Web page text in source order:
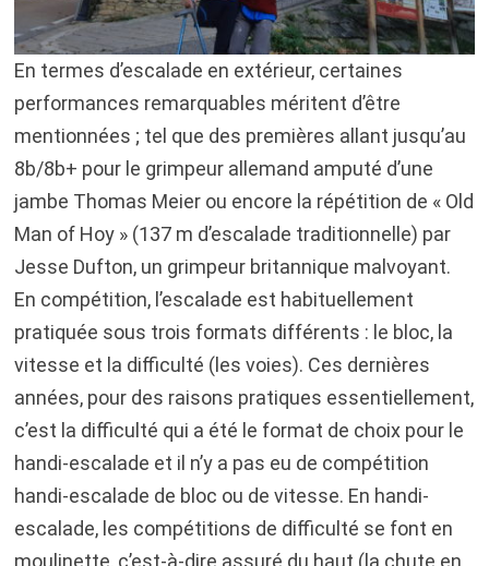
En termes d’escalade en extérieur, certaines
performances remarquables méritent d’être
mentionnées ; tel que des premières allant jusqu’au
8b/8b+ pour le grimpeur allemand amputé d’une
jambe Thomas Meier ou encore la répétition de « Old
Man of Hoy » (137 m d’escalade traditionnelle) par
Jesse Dufton, un grimpeur britannique malvoyant.
En compétition, l’escalade est habituellement
pratiquée sous trois formats différents : le bloc, la
vitesse et la difficulté (les voies). Ces dernières
années, pour des raisons pratiques essentiellement,
c’est la difficulté qui a été le format de choix pour le
handi-escalade et il n’y a pas eu de compétition
handi-escalade de bloc ou de vitesse. En handi-
escalade, les compétitions de difficulté se font en
moulinette, c’est-à-dire assuré du haut (la chute en